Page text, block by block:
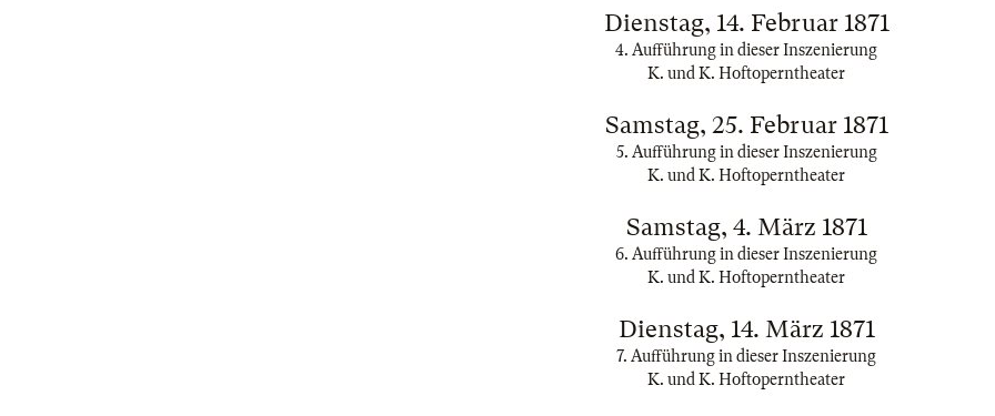
Dienstag, 14. Februar 1871
4. Aufführung in dieser Inszenierung
K. und K. Hoftoperntheater
Samstag, 25. Februar 1871
5. Aufführung in dieser Inszenierung
K. und K. Hoftoperntheater
Samstag, 4. März 1871
6. Aufführung in dieser Inszenierung
K. und K. Hoftoperntheater
Dienstag, 14. März 1871
7. Aufführung in dieser Inszenierung
K. und K. Hoftoperntheater